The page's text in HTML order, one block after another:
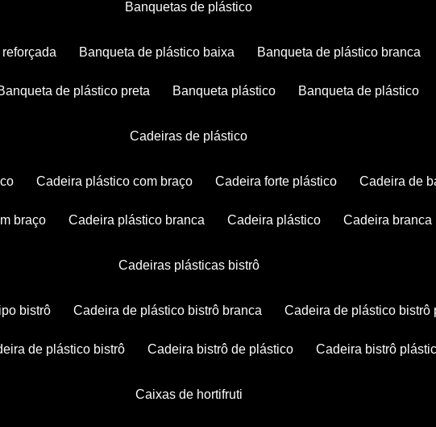
banquetas de plástico
reforçada banqueta de plástico baixa banqueta de plástico branca
banqueta de plástico preta banqueta plástico banqueta de plástico
cadeiras de plástico
cadeira plástico com braço cadeira forte plástico cadeira de
braço cadeira plástico branca cadeira plástico cadeira
cadeiras plásticas bistrô
bistrô cadeira de plástico bistrô branca cadeira de plástico bistrô
de plástico bistrô cadeira bistrô de plástico cadeira bistrô
caixas de hortifruti